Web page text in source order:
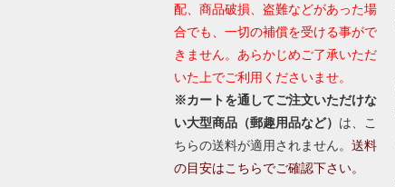
配、商品破損、盗難などがあった場
合でも、一切の補償を受ける事がで
きません。あらかじめご了承いただ
いた上でご利用くださいませ。
※カートを通してご注文いただけな
い大型商品（郵趣用品など） は、こ
ちらの送料が適用されません。 送料
の目安はこちらでご確認下さい。